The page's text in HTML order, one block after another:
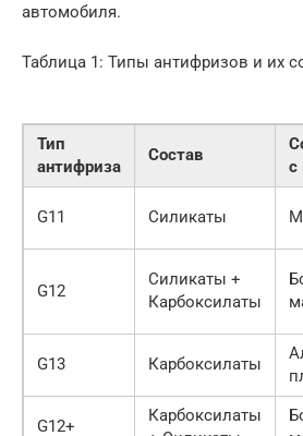
автомобиля.
Таблица 1: Типы антифризов и их
Тип
антифриза
Состав
с
G11 Силикаты
G12
Силикаты +
Карбоксилаты
G13 Карбоксилаты
G12+
Карбоксилаты